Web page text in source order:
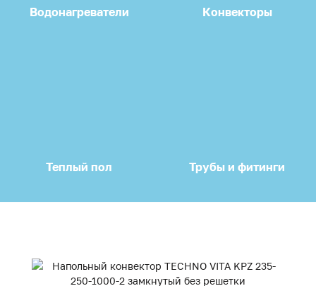
Водонагреватели Конвекторы
Теплый пол Трубы и фитинги